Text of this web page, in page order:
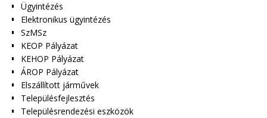
Ügyintézés
Elektronikus ügyintézés
SzMSz
KEOP Pályázat
KEHOP Pályázat
ÁROP Pályázat
Elszállított járművek
Településfejlesztés
Településrendezési eszközök